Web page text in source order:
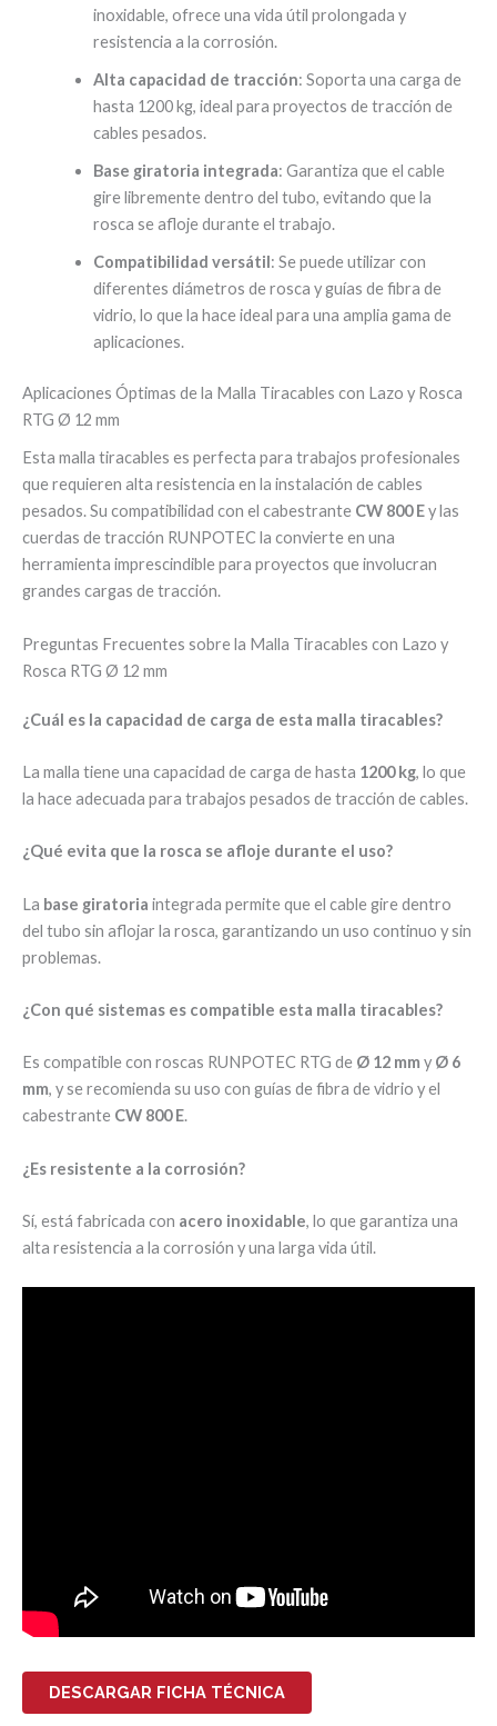
inoxidable, ofrece una vida útil prolongada y
resistencia a la corrosión.
Alta capacidad de tracción: Soporta una carga de
hasta 1200 kg, ideal para proyectos de tracción de
cables pesados.
Base giratoria integrada: Garantiza que el cable
gire libremente dentro del tubo, evitando que la
rosca se afloje durante el trabajo.
Compatibilidad versátil: Se puede utilizar con
diferentes diámetros de rosca y guías de fibra de
vidrio, lo que la hace ideal para una amplia gama de
aplicaciones.
Aplicaciones Óptimas de la Malla Tiracables con Lazo y Rosca
RTG Ø 12 mm
Esta malla tiracables es perfecta para trabajos profesionales
que requieren alta resistencia en la instalación de cables
pesados. Su compatibilidad con el cabestrante CW 800 Ey las
cuerdas de tracción RUNPOTEC la convierte en una
herramienta imprescindible para proyectos que involucran
grandes cargas de tracción.
Preguntas Frecuentes sobre la Malla Tiracables con Lazo y
Rosca RTG Ø 12 mm
¿Cuál es la capacidad de carga de esta malla tiracables?
La malla tiene una capacidad de carga de hasta 1200 kg, lo que
la hace adecuada para trabajos pesados de tracción de cables.
¿Qué evita que la rosca se afloje durante el uso?
La base giratoria integrada permite que el cable gire dentro
del tubo sin aflojar la rosca, garantizando un uso continuo y sin
problemas.
¿Con qué sistemas es compatible esta malla tiracables?
Es compatible con roscas RUNPOTEC RTG de Ø 12 mm y Ø 6
mm, y se recomienda su uso con guías de fibra de vidrio y el
cabestrante CW 800 E.
¿Es resistente a la corrosión?
Sí, está fabricada con acero inoxidable, lo que garantiza una
alta resistencia a la corrosión y una larga vida útil.
DESCARGAR FICHA TÉCNICA